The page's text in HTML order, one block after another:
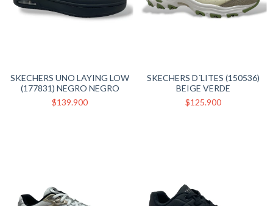
SKECHERS UNO LAYING LOW
(177831) NEGRO NEGRO
$139.900
SKECHERS D´LITES (150536)
BEIGE VERDE
$125.900